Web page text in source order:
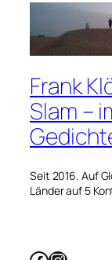
Frank
Slam –
Seit 2016. Auf
Länder auf 5